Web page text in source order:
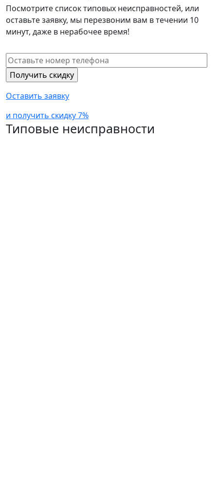
Посмотрите список типовых неисправностей, или
оставьте заявку, мы перезвоним вам в течении 10
минут, даже в нерабочее время!
Оставить заявку
и получить скидку 7%
Типовые неисправности